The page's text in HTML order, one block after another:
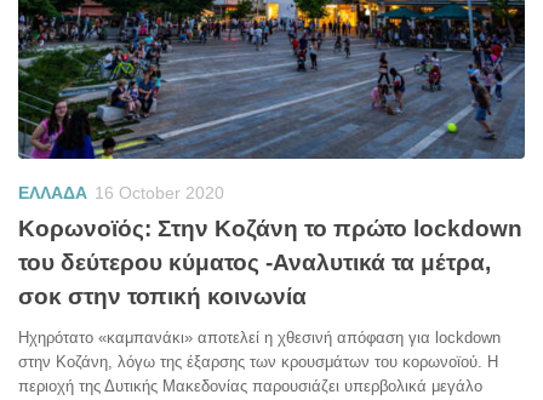
ΕΛΛΑΔΑ 16 October 2020
Κορωνοϊός: Στην Κοζάνη το πρώτο lockdown
του δεύτερου κύματος -Αναλυτικά τα μέτρα,
σοκ στην τοπική κοινωνία
Ηχηρότατο «καμπανάκι» αποτελεί η χθεσινή απόφαση για lockdown
στην Κοζάνη, λόγω της έξαρσης των κρουσμάτων του κορωνοϊού. Η
περιοχή της Δυτικής Μακεδονίας παρουσιάζει υπερβολικά μεγάλο